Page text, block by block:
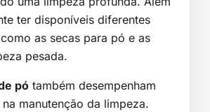
ter disponíveis diferentes
as secas para pó e as
pesada.
pó também desempenham
manutenção da limpeza.